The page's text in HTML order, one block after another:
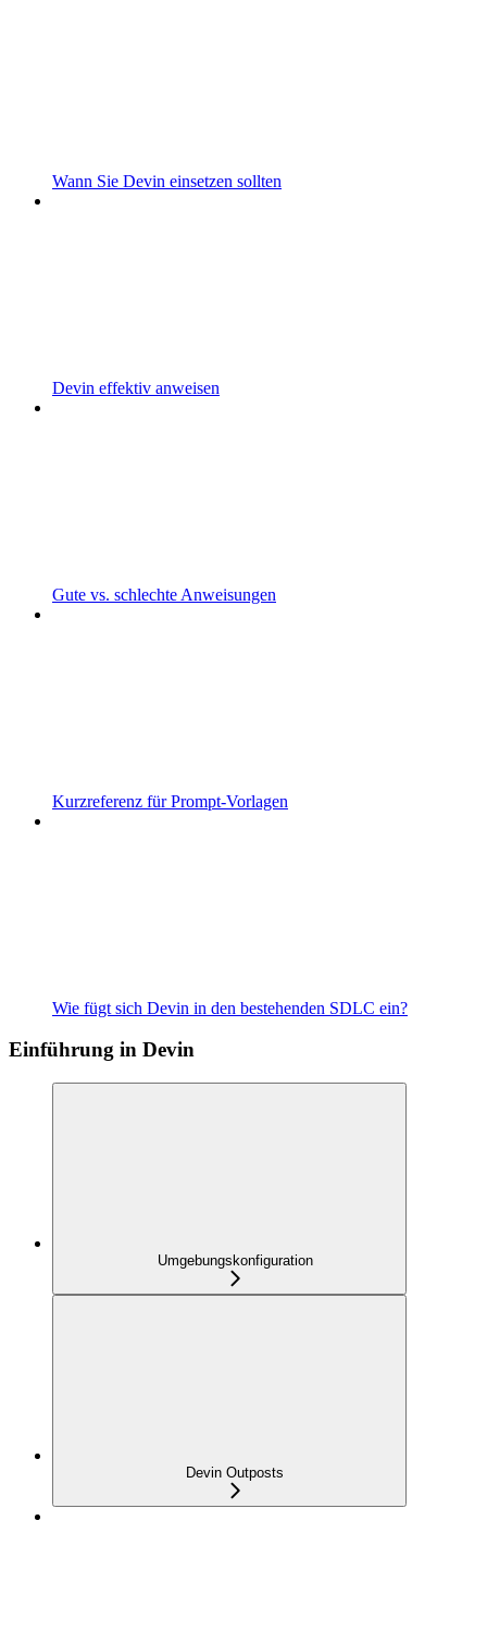
Wann Sie Devin einsetzen sollten
Devin effektiv anweisen
Gute vs. schlechte Anweisungen
Kurzreferenz für Prompt-Vorlagen
Wie fügt sich Devin in den bestehenden SDLC ein?
Einführung in Devin
Umgebungskonfiguration
Devin Outposts